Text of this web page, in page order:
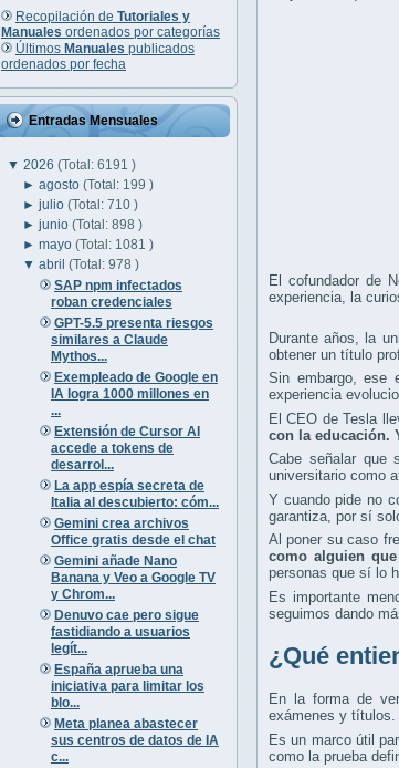
Recopilación de Tutoriales y
Manuales ordenados por categorías
Últimos Manuales publicados
ordenados por fecha
Entradas Mensuales
▼ 2026 (Total: 6191 )
►agosto(Total: 199 )
►julio(Total: 710 )
►junio(Total: 898 )
►mayo(Total: 1081 )
▼abril(Total: 978 )
SAP npm infectados
roban credenciales
GPT-5.5 presenta riesgos
similares a Claude
Mythos...
Exempleado de Google en
IA logra 1000 millones en
...
Extensión de Cursor AI
accede a tokens de
desarrol...
La app espía secreta de
Italia al descubierto: cóm...
Gemini crea archivos
Office gratis desde el chat
Gemini añade Nano
Banana y Veo a Google TV
y Chrom...
Denuvo cae pero sigue
fastidiando a usuarios
legít...
España aprueba una
iniciativa para limitar los
blo...
Meta planea abastecer
sus centros de datos de IA
c...
El cofundador de
experiencia, la
Durante años, la
obtener un título
Sin embargo, ese
experiencia
El CEO de Tesla
con la educación.
Cabe señalar
universitario como
Y cuando pide no
garantiza, por sí
Al poner su caso
como alguien
personas que sí lo
Es importante
seguimos dando
¿Qué
En la forma de
exámenes y títulos.
Es un marco útil
como la prueba